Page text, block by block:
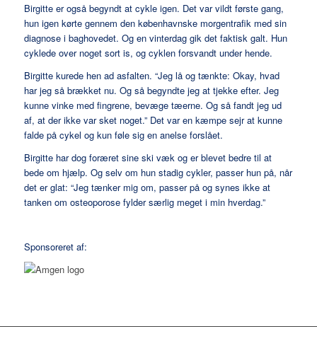
Birgitte er også begyndt at cykle igen. Det var vildt første gang,
hun igen kørte gennem den københavnske morgentrafik med sin
diagnose i baghovedet. Og en vinterdag gik det faktisk galt. Hun
cyklede over noget sort is, og cyklen forsvandt under hende.
Birgitte kurede hen ad asfalten. “Jeg lå og tænkte: Okay, hvad
har jeg så brækket nu. Og så begyndte jeg at tjekke efter. Jeg
kunne vinke med fingrene, bevæge tæerne. Og så fandt jeg ud
af, at der ikke var sket noget.” Det var en kæmpe sejr at kunne
falde på cykel og kun føle sig en anelse forslået.
Birgitte har dog foræret sine ski væk og er blevet bedre til at
bede om hjælp. Og selv om hun stadig cykler, passer hun på, når
det er glat: “Jeg tænker mig om, passer på og synes ikke at
tanken om osteoporose fylder særlig meget i min hverdag.”
Sponsoreret af: